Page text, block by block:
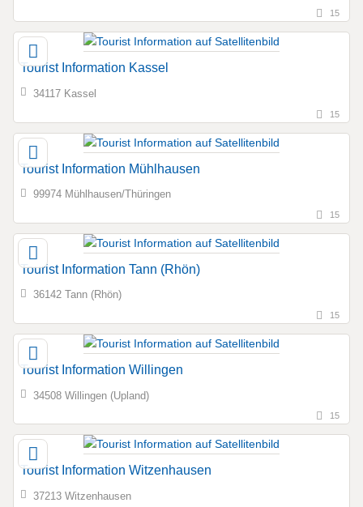
15
Tourist Information Kassel
34117 Kassel
15
Tourist Information Mühlhausen
99974 Mühlhausen/Thüringen
15
Tourist Information Tann (Rhön)
36142 Tann (Rhön)
15
Tourist Information Willingen
34508 Willingen (Upland)
15
Tourist Information Witzenhausen
37213 Witzenhausen